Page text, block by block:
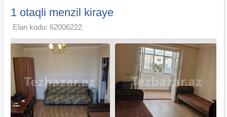
1 otaqli menzil kiraye
Elan kodu: 62006222